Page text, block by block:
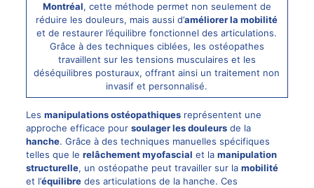
Montréal, cette méthode permet non seulement de
réduire les douleurs, mais aussi d’améliorer la mobilité
et de restaurer l’équilibre fonctionnel des articulations.
Grâce à des techniques ciblées, les ostéopathes
travaillent sur les tensions musculaires et les
déséquilibres posturaux, offrant ainsi un traitement non
invasif et personnalisé.
Les manipulations ostéopathiquesreprésentent une
approche efficace pour soulager les douleursde la
hanche. Grâce à des techniques manuelles spécifiques
telles que le relâchement myofascial et la manipulation
structurelle, un ostéopathe peut travailler sur la mobilité
et l’équilibredes articulations de la hanche. Ces